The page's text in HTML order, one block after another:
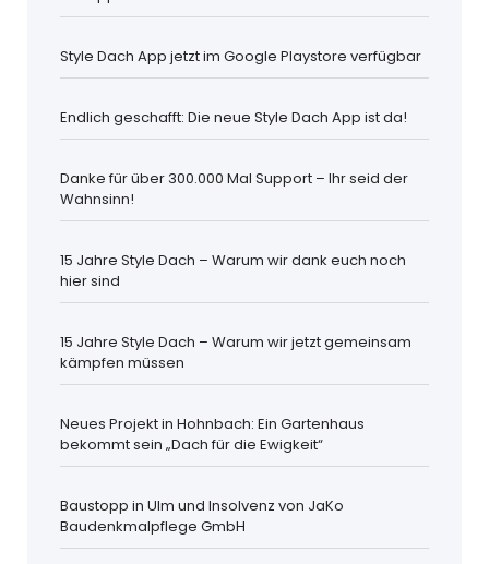
Style Dach App jetzt im Google Playstore verfügbar
Endlich geschafft: Die neue Style Dach App ist da!
Danke für über 300.000 Mal Support – Ihr seid der
Wahnsinn!
15 Jahre Style Dach – Warum wir dank euch noch
hier sind
15 Jahre Style Dach – Warum wir jetzt gemeinsam
kämpfen müssen
Neues Projekt in Hohnbach: Ein Gartenhaus
bekommt sein „Dach für die Ewigkeit“
Baustopp in Ulm und Insolvenz von JaKo
Baudenkmalpflege GmbH